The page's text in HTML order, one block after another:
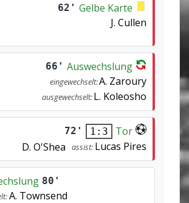
62' Gelbe Karte
J. Cullen
66' Auswechslung
eingewechselt:A. Zaroury
ausgewechselt:L. Koleosho
72' 1:3
Tor
D. O'Shea
assist: Lucas Pires
80'
A. Townsend